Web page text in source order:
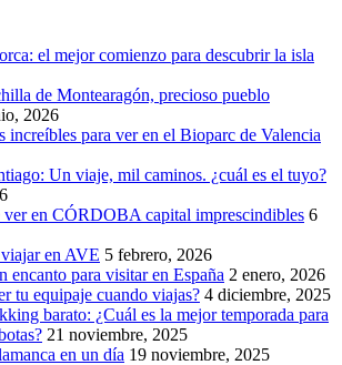
el mejor comienzo para descubrir la isla
de Montearagón, precioso pueblo
2026
increíbles para ver en el Bioparc de Valencia
Un viaje, mil caminos. ¿cuál es el tuyo?
ver en CÓRDOBA capital imprescindibles 6
en AVE 5 febrero, 2026
encanto para visitar en España 2 enero, 2026
tu equipaje cuando viajas? 4 diciembre, 2025
barato: ¿Cuál es la mejor temporada para
21 noviembre, 2025
en un día 19 noviembre, 2025